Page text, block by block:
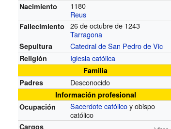
Nacimiento
1180
Reus
Fallecimiento
26 de octubre de 1243
Tarragona
Sepultura Catedral de San Pedro de Vic
Religión Iglesia católica
Familia
Padres
Desconocido
Información profesional
Ocupación
Sacerdote católicoy obispo
católico
Cargos